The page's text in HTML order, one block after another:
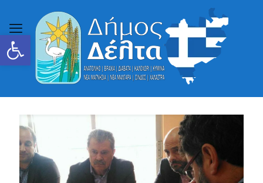
Ανοίξτε τη γραμμή εργαλείων